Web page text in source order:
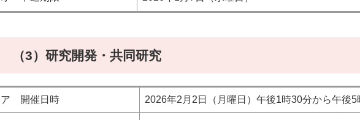
（3）研究開発・共同研究
ア 開催日時 2026年2月2日（月曜日）午後1時30分から午後5